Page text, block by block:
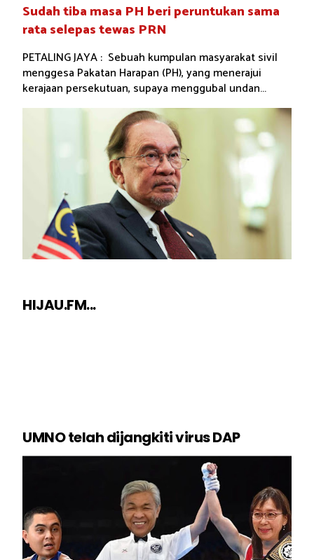
Sudah tiba masa PH beri peruntukan sama
rata selepas tewas PRN
PETALING JAYA : Sebuah kumpulan masyarakat sivil
menggesa Pakatan Harapan (PH), yang menerajui
kerajaan persekutuan, supaya menggubal undan...
HIJAU.FM...
UMNO telah dijangkiti virus DAP